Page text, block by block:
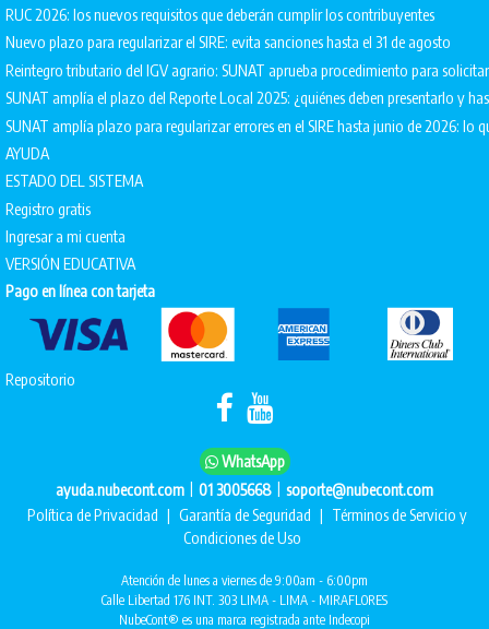
RUC 2026: los nuevos requisitos que deberán cumplir los contribuyentes
Nuevo plazo para regularizar el SIRE: evita sanciones hasta el 31 de agosto
Reintegro tributario del IGV agrario: SUNAT aprueba procedimiento para
SUNAT amplía el plazo del Reporte Local 2025: ¿quiénes deben presentarlo y
SUNAT amplía plazo para regularizar errores en el SIRE hasta junio de 2026: lo
AYUDA
ESTADO DEL SISTEMA
Registro gratis
Ingresar a mi cuenta
VERSIÓN EDUCATIVA
Pago en línea con tarjeta
Repositorio
WhatsApp
ayuda.nubecont.com | 01 3005668 | soporte@nubecont.com
Política de Privacidad | Garantía de Seguridad | Términos de Servicio y
Condiciones de Uso
Atención de lunes a viernes de 9:00am - 6:00pm
Calle Libertad 176 INT. 303 LIMA - LIMA - MIRAFLORES
NubeCont® es una marca registrada ante Indecopi